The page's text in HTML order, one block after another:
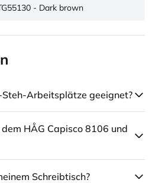
- Dark brown
Arbeitsplätze geeignet?
HÅG Capisco 8106 und
Schreibtisch?